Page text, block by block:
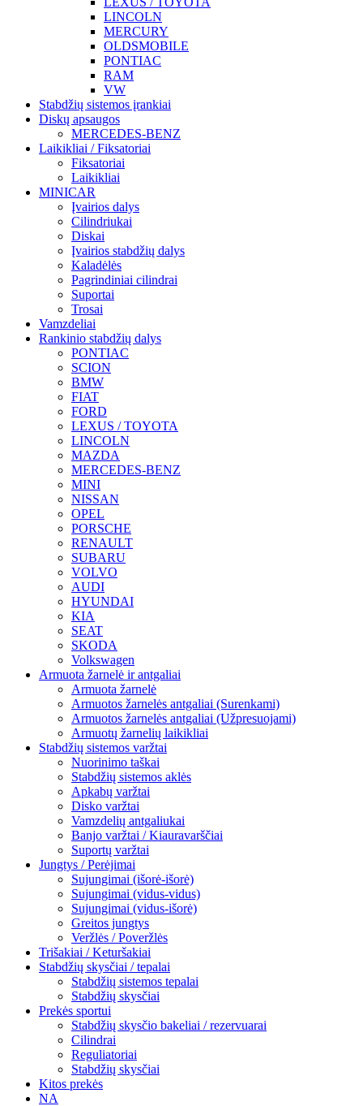
LINCOLN
MERCURY
OLDSMOBILE
PONTIAC
RAM
VW
Stabdžių sistemos įrankiai
Diskų apsaugos
MERCEDES-BENZ
Laikikliai / Fiksatoriai
Fiksatoriai
Laikikliai
MINICAR
Įvairios dalys
Cilindriukai
Diskai
Įvairios stabdžių dalys
Kaladėlės
Pagrindiniai cilindrai
Suportai
Trosai
Vamzdeliai
Rankinio stabdžių dalys
PONTIAC
SCION
BMW
FIAT
FORD
LEXUS / TOYOTA
LINCOLN
MAZDA
MERCEDES-BENZ
MINI
NISSAN
OPEL
PORSCHE
RENAULT
SUBARU
VOLVO
AUDI
HYUNDAI
KIA
SEAT
SKODA
Volkswagen
Armuota žarnelė ir antgaliai
Armuota žarnelė
Armuotos žarnelės antgaliai (Surenkami)
Armuotos žarnelės antgaliai (Užpresuojami)
Armuotų žarnelių laikikliai
Stabdžių sistemos varžtai
Nuorinimo taškai
Stabdžių sistemos aklės
Apkabų varžtai
Disko varžtai
Vamzdelių antgaliukai
Banjo varžtai / Kiauravarščiai
Suportų varžtai
Jungtys / Perėjimai
Sujungimai (išorė-išorė)
Sujungimai (vidus-vidus)
Sujungimai (vidus-išorė)
Greitos jungtys
Veržlės / Poveržlės
Trišakiai / Keturšakiai
Stabdžių skysčiai / tepalai
Stabdžių sistemos tepalai
Stabdžių skysčiai
Prekės sportui
Stabdžių skysčio bakeliai / rezervuarai
Cilindrai
Reguliatoriai
Stabdžių skysčiai
Kitos prekės
NA